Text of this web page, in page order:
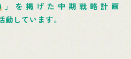
」を掲げた中期戦略計画
動しています。